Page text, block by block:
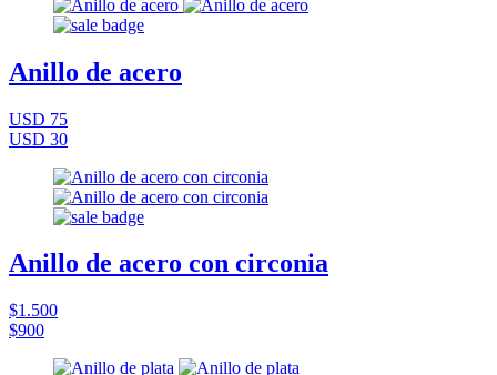
Anillo de acero
USD 75
USD 30
Anillo de acero con circonia
$1.500
$900